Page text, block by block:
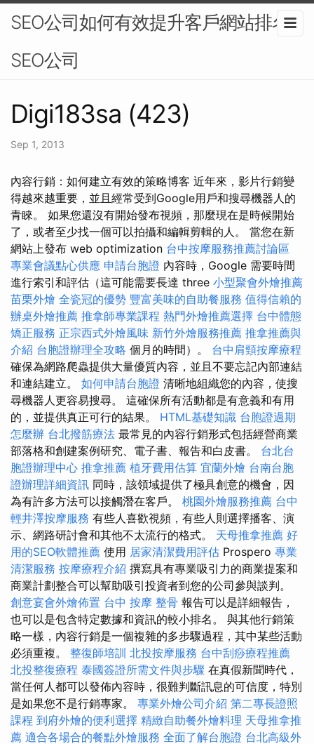
SEO公司如何有效提升客戶網站排名-
SEO公司
Digi183sa (423)
Sep 1, 2013
內容行銷：如何建立有效的策略博客 近年來，影片行銷變
得越來越重要，並且經常受到Google用戶和搜尋機器人的
青睞。 如果您還沒有開始發布視頻，那麼現在是時候開始
了，或者至少找一個可以拍攝和編輯剪輯的人。 當您在新
網站上發布 web optimization 台中按摩服務推薦討論區
專業會議點心供應 申請台胞證 內容時，Google 需要時間
進行索引和評估（這可能需要長達 three 小型聚會外燴推薦
苗栗外燴 全瓷冠的優勢 豐富美味的自助餐服務 值得信賴的
辦桌外燴推薦 推拿師專業課程 熱門外燴推薦選擇 台中體態
矯正服務 正宗西式外燴風味 新竹外燴服務推薦 推拿推薦與
介紹 台胞證辦理全攻略 個月的時間）。 台中肩頸按摩療程
確保為網路爬蟲提供大量優質內容，並且不要忘記內部連結
和連結建立。 如何申請台胞證 清晰地組織您的內容，使搜
尋機器人更容易搜尋。 這確保所有活動都是有意義和有用
的，並提供真正可行的結果。 HTML基礎知識 台胞證過期
怎麼辦 台北撥筋療法 最常見的內容行銷形式包括經營商業
部落格和創建案例研究、電子書、報告和白皮書。 台北台
胞證辦理中心 推拿推薦 植牙費用估算 宜蘭外燴 台南台胞
證辦理詳細資訊 同時，該領域提供了極具創意的機會，因
為有許多方法可以接觸潛在客戶。 桃園外燴服務推薦 台中
輕井澤按摩服務 有些人喜歡視頻，有些人則選擇播客、演
示、網路研討會和其他不太流行的格式。 天母推拿推薦 好
用的SEO軟體推薦 使用 居家清潔費用評估 Prospero 專業
清潔服務 按摩療程介紹 撰寫具有專業吸引力的商業提案和
商業計劃整合可以幫助吸引投資者到您的公司參與談判。
創意宴會外燴佈置 台中 按摩 整骨 報告可以是詳細報告，
也可以是包含特定數據和資訊的較小排名。 與其他行銷策
略一樣，內容行銷是一個複雜的多步驟過程，其中某些活動
必須重複。 整復師培訓 北投按摩服務 台中刮痧療程推薦
北投整復療程 泰國簽證所需文件與步驟 在真假新聞時代，
當任何人都可以發佈內容時，很難判斷訊息的可信度，特別
是如果您不是行銷專家。 專業外燴公司介紹 第二專長證照
課程 到府外燴的便利選擇 精緻自助餐外燴料理 天母推拿推
薦 適合各場合的餐點外燴服務 全面了解台胞證 台北高級外